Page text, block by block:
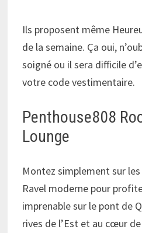
Ils proposent même
de la semaine. Ça oui,
soigné ou il sera difficile
votre code vestimentaire.
Penthouse808
Lounge
Montez simplement sur
Ravel moderne pour
imprenable sur le pont de
rives de l’Est et au cœur